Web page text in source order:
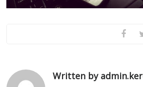
Written by